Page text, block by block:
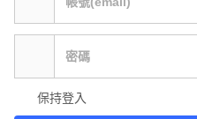
保持登入